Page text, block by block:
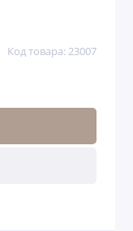
Код товара: 23007